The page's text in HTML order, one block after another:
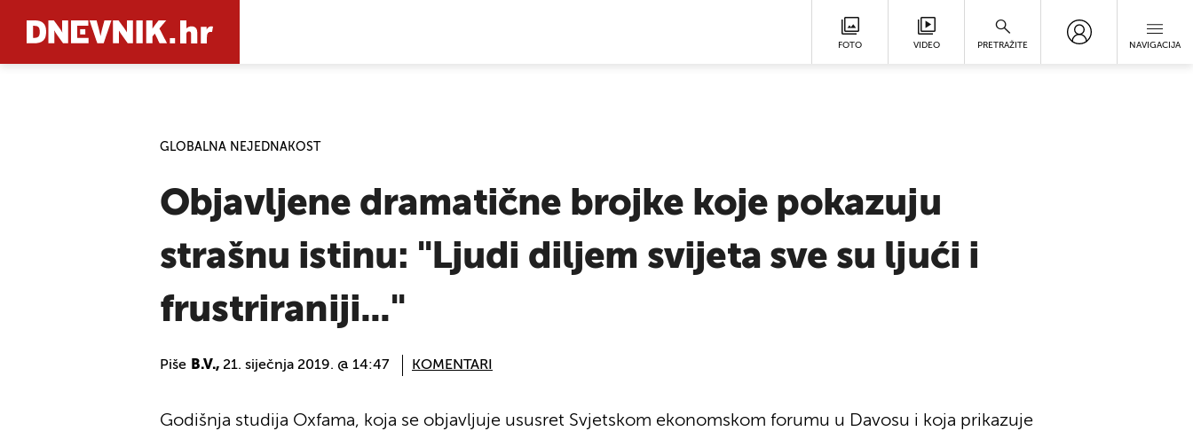
FOTO VIDEO PRETRAŽITE NAVIGACIJA
GLOBALNA NEJEDNAKOST
Objavljene dramatične brojke koje pokazuju
strašnu istinu: "Ljudi diljem svijeta sve su ljući i
frustriraniji..."
Piše B.V., 21. siječnja 2019. @ 14:47 KOMENTARI
Godišnja studija Oxfama, koja se objavljuje ususret Svjetskom ekonomskom forumu u Davosu i koja prikazuje